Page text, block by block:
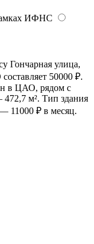
ИФНС
Гончарная улица,
50000 ₽.
в ЦАО, рядом с
м². Тип здания
11000 ₽ в месяц.